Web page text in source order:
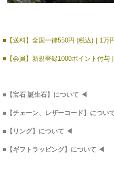
■【送料】全国一律550円 (税込)｜1万
■【会員】新規登録1000ポイント付与
■ 【宝石 誕生石】について ◀
■ 【チェーン、レザーコード】につい
■ 【リング】について ◀
■ 【ギフトラッピング】について ◀